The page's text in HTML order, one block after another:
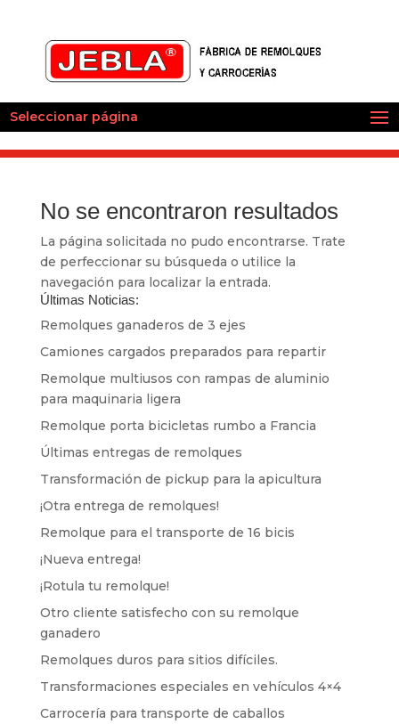
Seleccionar página
No se encontraron resultados
La página solicitada no pudo encontrarse. Trate
de perfeccionar su búsqueda o utilice la
navegación para localizar la entrada.
Últimas Noticias:
Remolques ganaderos de 3 ejes
Camiones cargados preparados para repartir
Remolque multiusos con rampas de aluminio
para maquinaria ligera
Remolque porta bicicletas rumbo a Francia
Últimas entregas de remolques
Transformación de pickup para la apicultura
¡Otra entrega de remolques!
Remolque para el transporte de 16 bicis
¡Nueva entrega!
¡Rotula tu remolque!
Otro cliente satisfecho con su remolque
ganadero
Remolques duros para sitios difíciles.
Transformaciones especiales en vehículos 4×4
Carrocería para transporte de caballos